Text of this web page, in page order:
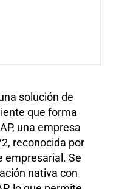
solución de
que forma
una empresa
reconocida por
empresarial. Se
nativa con